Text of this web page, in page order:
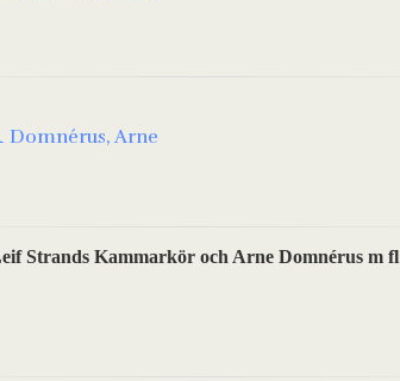
Domnérus, Arne
Strands Kammarkör och Arne Domnérus m fl